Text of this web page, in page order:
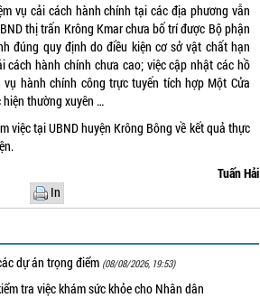
vụ cải cách hành chính tại các địa phương vẫn
thị trấn Krông Kmar chưa bố trí được Bộ phận
đúng quy định do điều kiện cơ sở vật chất hạn
cách hành chính chưa cao; việc cập nhật các hồ
hành chính công trực tuyến tích hợp Một Cửa
thường xuyên …
việc tại UBND huyện Krông Bông về kết quả thực
Tuấn Hải
In
dự án trọng điểm (08/08/2026, 19:53)
tra việc khám sức khỏe cho Nhân dân